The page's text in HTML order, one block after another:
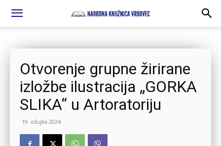
Otvorenje grupne žirirane
izložbe ilustracija „GORKA
SLIKA“ u Artoratoriju
19. ožujka 2024.